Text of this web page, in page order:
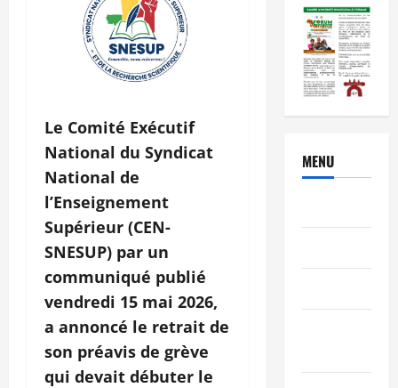
Le Comité Exécutif
National du Syndicat
National de
l’Enseignement
Supérieur (CEN-
SNESUP) par un
communiqué publié
vendredi 15 mai 2026,
a annoncé le retrait de
son préavis de grève
qui devait débuter le
MENU